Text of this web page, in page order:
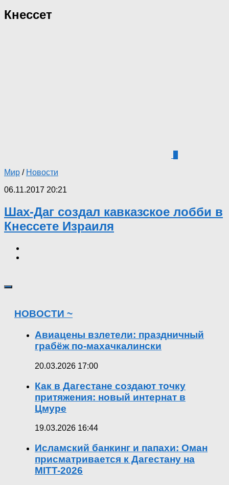
Кнессет
Мир / Новости
06.11.2017 20:21
Шах-Даг создал кавказское лобби в
Кнессете Израиля
НОВОСТИ ~
Авиацены взлетели: праздничный
грабёж по-махачкалински
20.03.2026 17:00
Как в Дагестане создают точку
притяжения: новый интернат в
Цмуре
19.03.2026 16:44
Исламский банкинг и папахи: Оман
присматривается к Дагестану на
MITT-2026